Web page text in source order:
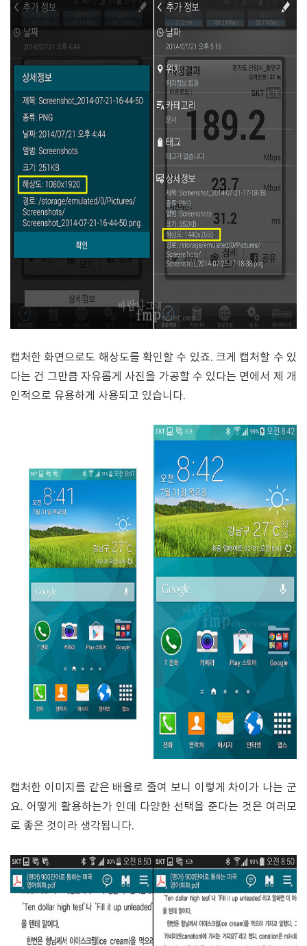
캡처한 화면으로도 해상도를 확인할 수 있죠. 크게 캡처할 수 있
다는 건 그만큼 자유롭게 사진을 가공할 수 있다는 면에서 제 개
인적으로 유용하게 사용되고 있습니다.
캡처한 이미지를 같은 배율로 줄여 보니 이렇게 차이가 나는 군
요. 어떻게 활용하는가 인데 다양한 선택을 준다는 것은 여러모
로 좋은 것이라 생각됩니다.